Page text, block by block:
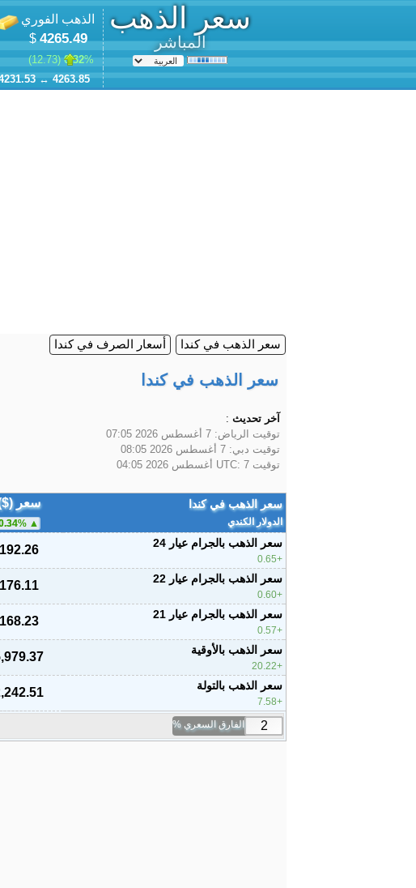
سعر الذهب
المباشر
الذهب الفوري
4265.49
$
0.32% (
12.73
)
4263.85
↔
سعر الذهب في كندا أسعار الصرف في كندا
سعر الذهب في كندا
آخر تحديث :
توقيت الرياض: 7 أغسطس 2026 07:05
توقيت دبي: 7 أغسطس 2026 08:05
توقيت UTC: 7 أغسطس 2026 04:05
سعر الذهب في كندا
الدولار الكندي
سعر
%
سعر الذهب بالجرام عيار 24
0.65
192.26
سعر الذهب بالجرام عيار 22
0.60
176.11
سعر الذهب بالجرام عيار 21
0.57
168.23
سعر الذهب بالأوقية
20.22
سعر الذهب بالتولة
7.58
الفارق السعري %